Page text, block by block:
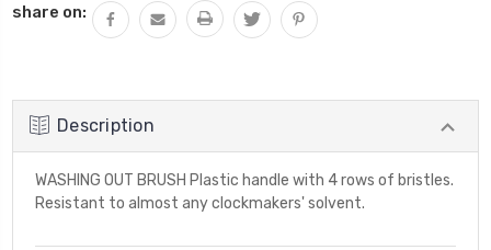
share on:
Description
WASHING OUT BRUSH Plastic handle with 4 rows of bristles.
Resistant to almost any clockmakers' solvent.